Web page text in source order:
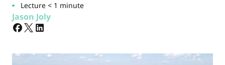
Lecture < 1 minute
Jason Joly